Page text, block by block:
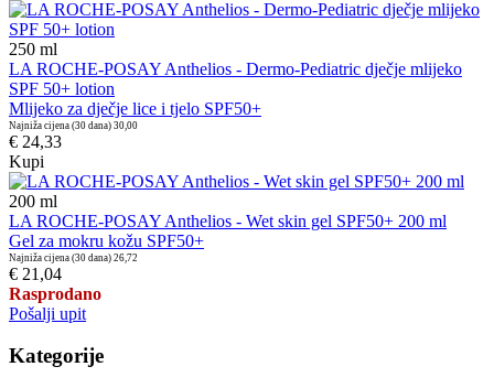
250 ml
LA ROCHE-POSAY Anthelios - Dermo-Pediatric dječje mlijeko
SPF 50+ lotion
Mlijeko za dječje lice i tjelo SPF50+
Najniža cijena (30 dana) 30,00
€ 24,33
Kupi
200 ml
LA ROCHE-POSAY Anthelios - Wet skin gel SPF50+ 200 ml
Gel za mokru kožu SPF50+
Najniža cijena (30 dana) 26,72
€ 21,04
Rasprodano
Pošalji upit
Kategorije